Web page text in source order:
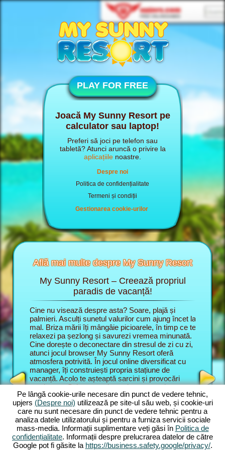
PLAY FOR FREE
Joacă My Sunny Resort pe
calculator sau laptop!
Preferi să joci pe telefon sau
tabletă? Atunci aruncă o privire la
aplicațiile noastre.
Despre noi
Politica de confidențialitate
Termeni și condiții
Gestionarea cookie-urilor
Află mai multe despre My Sunny Resort
My Sunny Resort – Creează propriul
paradis de vacanță!
Cine nu visează despre asta? Soare, plajă și
palmieri. Asculți sunetul valurilor cum ajung încet la
mal. Briza mării îți mângâie picioarele, în timp ce te
relaxezi pa șezlong și savurezi vremea minunată.
Cine dorește o deconectare din stresul de zi cu zi,
atunci jocul browser My Sunny Resort oferă
atmosfera potrivită. În jocul online diversificat cu
manager, îți construiești propria stațiune de
vacanță. Acolo te așteaptă sarcini și provocări
captivante. Sub comanda unui manager de
stațiune, la început înveți principalele funcțiuni din
joc. Apoi începi propriul vis de vacanță. Dezvolți
propria stațiune de plajă. Bineînțeles ai planuri
ambițioase. Scopul tău în aventura online este
mulțumirea oaspeților și să extinzi stațiunea la 5
stele. Pentru asta îți stau la dispoziție numeroase
funcțiuni și caracteristici. Cu cât avansezi în joc,
În jocul
unui
te
Aici
de
joc
plajă și
online
le poți
grozav
Pe lângă cookie-urile necesare din punct de vedere tehnic,
upjers (Despre noi) utilizează pe site-ul său web, și cookie-uri
care nu sunt necesare din punct de vedere tehnic pentru a
analiza datele utilizatorului și pentru a furniza servicii sociale
mass-media. Informații suplimentare veți găsi în Politica de
confidențialitate. Informații despre prelucrarea datelor de către
Google pot fi găsite la https://business.safety.google/privacy/.